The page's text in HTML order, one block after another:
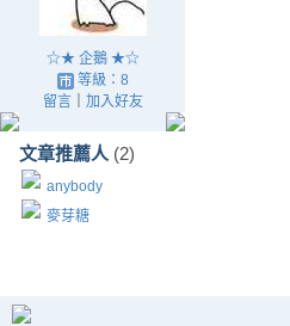
☆★ 企鵝 ★☆
等級：8
留言｜ 加入好友
文章推薦人 (2)
anybody
麥芽糖